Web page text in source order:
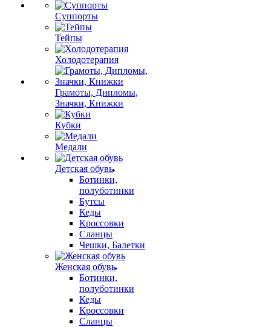
Суппорты
Тейпы
Холодотерапия
Грамоты, Дипломы,
Значки, Книжки
Кубки
Медали
Детская обувь
Ботинки,
полуботинки
Бутсы
Кеды
Кроссовки
Сланцы
Чешки, Балетки
Женская обувь
Ботинки,
полуботинки
Кеды
Кроссовки
Сланцы